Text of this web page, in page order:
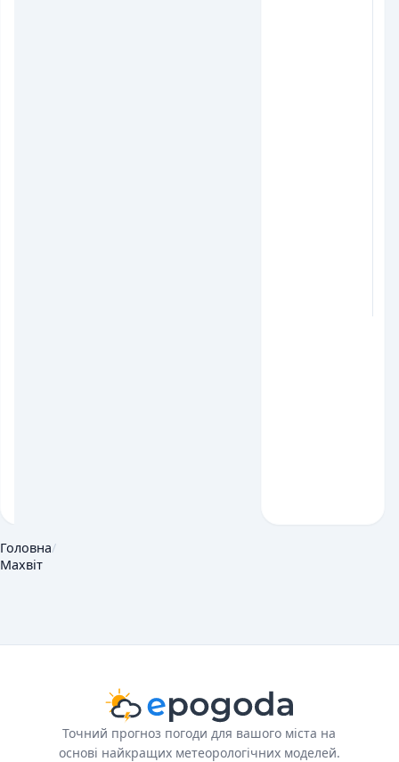
Головна/
Махвіт
Точний прогноз погоди для вашого міста на
основі найкращих метеорологічних моделей.